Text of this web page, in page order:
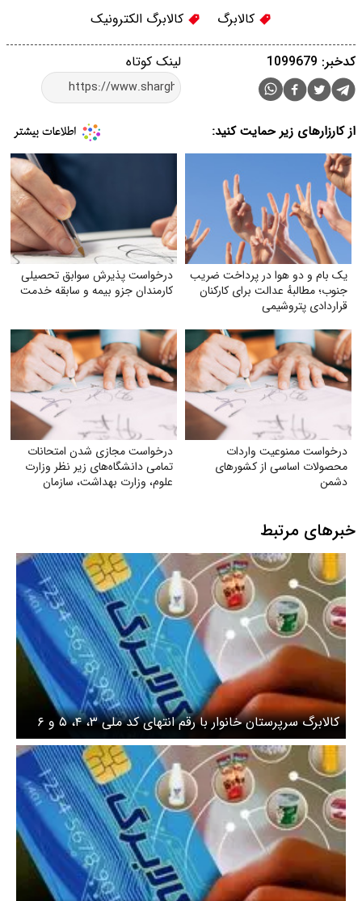
کالابرگ کالابرگ الکترونیک
لینک کوتاه کدخبر: 1099679
از کارزارهای زیر حمایت کنید:
یک بام و دو هوا در پرداخت ضریب
جنوب؛ مطالبهٔ عدالت برای کارکنان
قراردادی پتروشیمی
درخواست پذیرش سوابق تحصیلی
کارمندان جزو بیمه و سابقه خدمت
درخواست ممنوعیت واردات
محصولات اساسی از کشورهای
دشمن
درخواست مجازی شدن امتحانات
تمامی دانشگاه‌های زیر نظر وزارت
علوم‌، وزارت بهداشت، سازمان
خبرهای مرتبط
کالابرگ سرپرستان خانوار با رقم انتهای کد ملی ۳، ۴، ۵ و ۶
شارژ شد